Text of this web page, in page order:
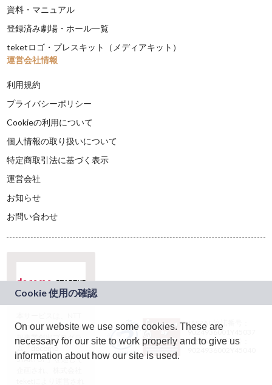
資料・マニュアル
登録済み劇場・ホール一覧
teketロゴ・プレスキット（メディアキット）
運営会社情報
利用規約
プライバシーポリシー
Cookieの利用について
個人情報の取り扱いについて
特定商取引法に基づく表示
運営会社
お知らせ
お問い合わせ
ドコモグループの新
規事業創出プログラ
ム「docomo
STARTUP」を通じて
JASRAC許諾番号：
9024936001Y45037
JASRAC許諾番号：
On our website we use some cookies. These are
necessary for our site to work properly and to give us
information about how our site is used.